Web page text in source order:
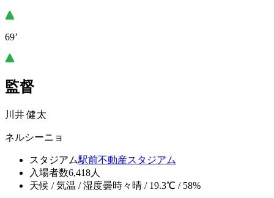
69’
監督
川井 健太
ネルシーニョ
スタジアム駅前不動産スタジアム
入場者数6,418人
天候 / 気温 / 湿度曇時々晴 / 19.3℃ / 58%